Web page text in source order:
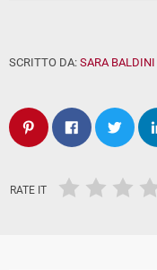
SCRITTO DA: SARA BALDINI
RATE IT